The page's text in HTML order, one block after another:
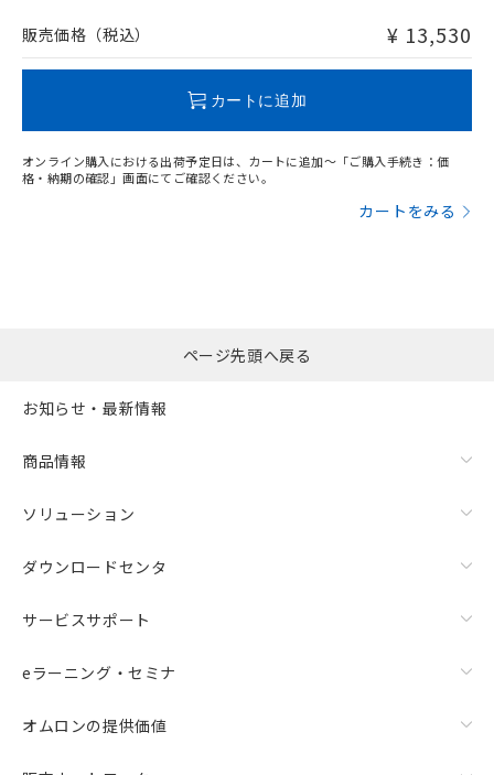
問い合わせください。
販売価格（税込） ¥ 13,530
カートに追加
オンライン購入における出荷予定日は、カートに追加～「ご購入手続き：価
格・納期の確認」画面にてご確認ください。
カートをみる
ページ先頭へ戻る
お知らせ・最新情報
商品情報
ソリューション
ダウンロードセンタ
サービスサポート
eラーニング・セミナ
オムロンの提供価値